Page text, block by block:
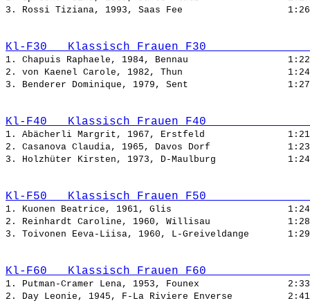
3. Rossi Tiziana, 1993, Saas Fee
Kl-F30   Klassisch Frauen F30
1. Chapuis Raphaele, 1984, Bennau
2. von Kaenel Carole, 1982, Thun
3. Benderer Dominique, 1979, Sent
Kl-F40   Klassisch Frauen F40
1. Abächerli Margrit, 1967, Erstfeld
2. Casanova Claudia, 1965, Davos Dorf
3. Holzhüter Kirsten, 1973, D-Maulburg
Kl-F50   Klassisch Frauen F50
1. Kuonen Beatrice, 1961, Glis
2. Reinhardt Caroline, 1960, Willisau
3. Toivonen Eeva-Liisa, 1960, L-Greiveldange
Kl-F60   Klassisch Frauen F60
1. Putman-Cramer Lena, 1953, Founex
2. Day Leonie, 1945, F-La Riviere Enverse